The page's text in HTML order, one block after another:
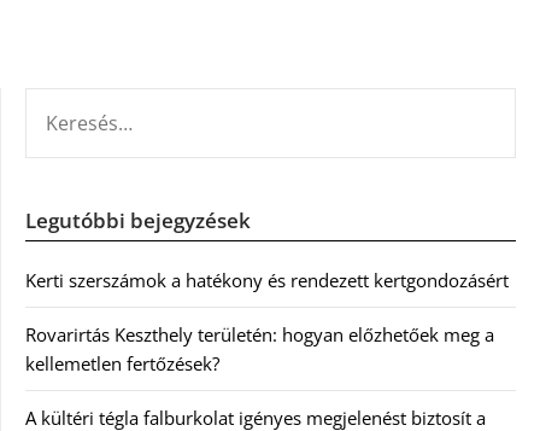
Legutóbbi bejegyzések
Kerti szerszámok a hatékony és rendezett kertgondozásért
Rovarirtás Keszthely területén: hogyan előzhetőek meg a
kellemetlen fertőzések?
A kültéri tégla falburkolat igényes megjelenést biztosít a